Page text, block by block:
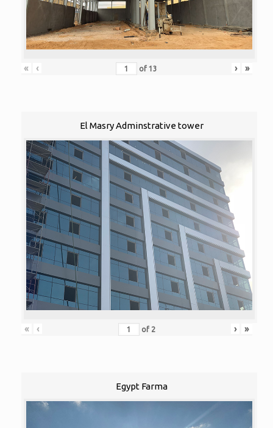
« ‹ of 13 › »
El Masry Adminstrative tower
« ‹ of 2 › »
Egypt Farma